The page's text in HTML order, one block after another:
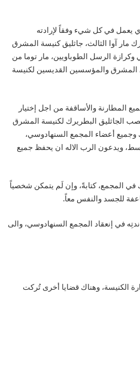
يعمل في كل شيء وفقاً لإرادته
مار آوا الثالث، جاثليق كنيسة المشرق
الرسل الطوباويين، مار توما من
المشرق والمؤسسين القديسين لكنيسة
المطارنة والأساقفة من اجل إختيار
الجاثليق البطريرك لكنيسة المشرق
وجميع أعضاء المجمع السنهادوسي،
ويدعون الرب الاله ان يحفظ جميع
في المجمع، كتابةً، وإن لَم يتمكن شخصياً
للجسد والنفس معاً.
في إنعقاد المجمع السنهادوسي، والى
الكنيسة، وهناك قضايا أخرى تُركت